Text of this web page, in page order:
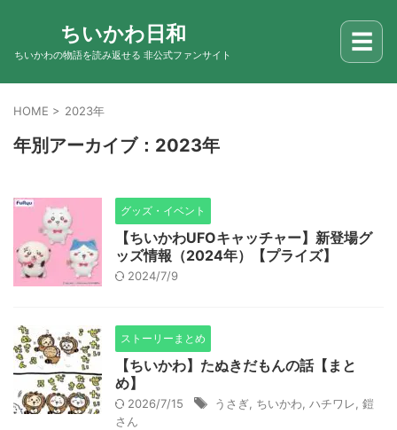
ちいかわ日和
ちいかわの物語を読み返せる 非公式ファンサイト ☰
HOME > 2023年
年別アーカイブ：2023年
グッズ・イベント
【ちいかわUFOキャッチャー】新登場グ
ッズ情報（2024年）【プライズ】
2024/7/9
ストーリーまとめ
【ちいかわ】たぬきだもんの話【まと
め】
2026/7/15 うさぎ ちいかわ ハチワレ 鎧
さん